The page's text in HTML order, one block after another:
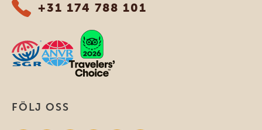
+31 174 788 101
FÖLJ OSS